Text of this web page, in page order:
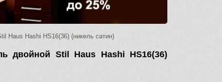
Haus Hashi HS16(36) (никель сатин)
двойной Stil Haus Hashi HS16(36)